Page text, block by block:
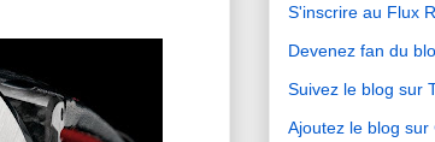
S'inscrire au Flux
Devenez fan du
Suivez le blog sur
Ajoutez le blog sur